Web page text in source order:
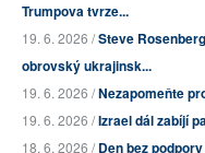
Trumpova tvrze...
19. 6. 2026 /Steve
obrovský ukrajinsk...
19. 6. 2026 /Nezapomeňte
19. 6. 2026 /Izrael dál zabíjí
18. 6. 2026 /Den bez